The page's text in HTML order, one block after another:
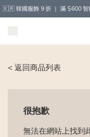
🇰🇷 韓國服飾 9 折 ｜ 滿 $600 智
< 返回商品列表
很抱歉
無法在網站上找到